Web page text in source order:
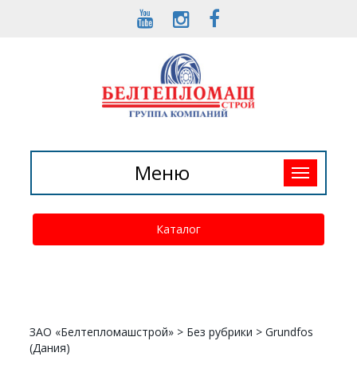
Toggle
navigation
Меню
Каталог
ЗАО «Белтепломашстрой» > Без рубрики >Grundfos
(Дания)